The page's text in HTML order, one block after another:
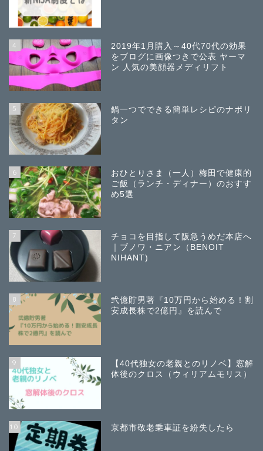
4
2019年1月購入～40代70代の効果
をブログに画像つきで公表 ヤーマ
ン 人気の美顔器メディリフト
5
鍋一つでできる簡単レシピのナポリ
タン
6
おひとりさま（一人）梅田で健康的
ご飯（ランチ・ディナー）のおすす
め5選
7
チョコを目指して阪急うめだ本店へ
｜ブノワ・ニアン（BENOIT
NIHANT)
8
弐億貯男著『10万円から始める！割
安成長株で2億円』を読んで
9
【40代独女の老親とのリノベ】窓解
体後のクロス（ウィリアムモリス）
10 京都市敬老乗車証を紛失したら